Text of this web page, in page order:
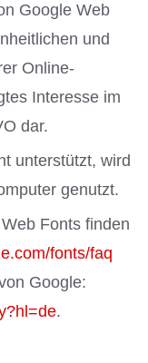
Google Web
und
Online-
Interesse im
dar.
unterstützt, wird
genutzt.
Fonts finden
fonts/faq
Google:
.